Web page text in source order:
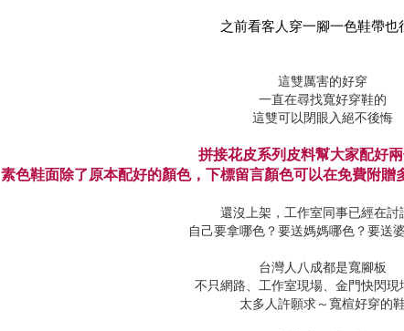
之前看客人穿一腳一色鞋帶也
這雙厲害的好穿
一直在尋找寬好穿鞋的
這雙可以閉眼入絕不後悔
拼接花皮系列皮料幫大家配好
素色鞋面除了原本配好的顏色，下標留言顏色可以在免費附
還沒上架，工作室同事已經在討
自己要拿哪色？要送媽媽哪色？要送
台灣人八成都是寬腳板
不只網路、工作室現場、金門快閃現
太多人許願求～寬楦好穿的